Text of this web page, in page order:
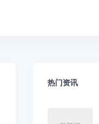
热门资讯